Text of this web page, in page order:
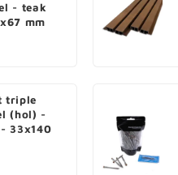
- teak
mm
triple
(hol) -
33x140